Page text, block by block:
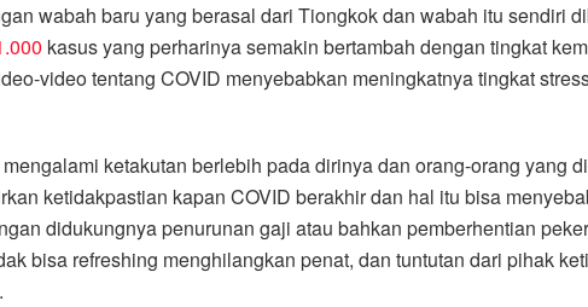
wabah baru yang berasal dari Tiongkok dan wabah itu sendiri
kasus yang perharinya semakin bertambah dengan tingkat
video tentang COVID menyebabkan meningkatnya tingkat
ketakutan berlebih pada dirinya dan orang-orang yang
ketidakpastian kapan COVID berakhir dan hal itu bisa
didukungnya penurunan gaji atau bahkan pemberhentian
bisa refreshing menghilangkan penat, dan tuntutan dari pihak